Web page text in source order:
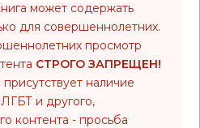
может содержать
для совершеннолетних.
просмотр
СТРОГО ЗАПРЕЩЕН!
присутствует наличие
и другого,
контента - просьба